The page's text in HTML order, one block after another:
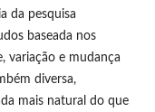
da pesquisa
baseada nos
variação e mudança
diversa,
mais natural do que